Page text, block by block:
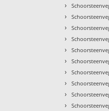
›
›
›
›
›
›
›
›
›
›